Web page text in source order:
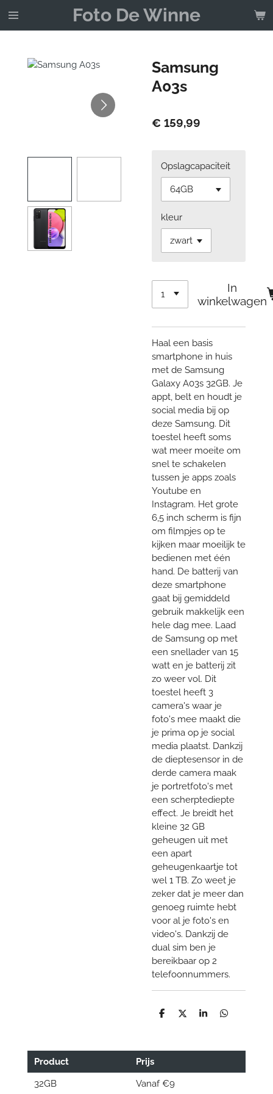
Ga
hoofdinhoud
Foto De Winne
Samsung
A03s
€ 159,99
Opslagcapaciteit
kleur
In
winkelwagen
Haal een basis
smartphone in huis
met de Samsung
Galaxy A03s 32GB. Je
appt, belt en houdt je
social media bij op
deze Samsung. Dit
toestel heeft soms
wat meer moeite om
snel te schakelen
tussen je apps zoals
Youtube en
Instagram. Het grote
6,5 inch scherm is fijn
om filmpjes op te
kijken maar moeilijk te
bedienen met één
hand. De batterij van
deze smartphone
gaat bij gemiddeld
gebruik makkelijk een
hele dag mee. Laad
de Samsung op met
een snellader van 15
watt en je batterij zit
zo weer vol. Dit
toestel heeft 3
camera's waar je
foto's mee maakt die
je prima op je social
media plaatst. Dankzij
de dieptesensor in de
derde camera maak
je portretfoto's met
een scherptediepte
effect. Je breidt het
kleine 32 GB
geheugen uit met
een apart
geheugenkaartje tot
wel 1 TB. Zo weet je
zeker dat je meer dan
genoeg ruimte hebt
voor al je foto's en
video's. Dankzij de
dual sim ben je
bereikbaar op 2
telefoonnummers.
D
n
D
S
e
D
n
Product
Prijs
32GB
Vanaf €9